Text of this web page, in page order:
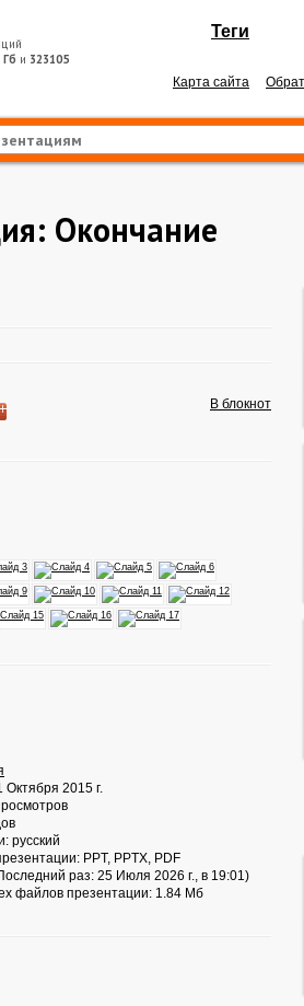
Гб и 323105
Теги
Карта сайта
Окончание
В блокнот
Октября 2015 г.
русский
PPT, PPTX, PDF
раз: 25 Июля 2026 г., в 19:01)
файлов презентации: 1.84 Мб